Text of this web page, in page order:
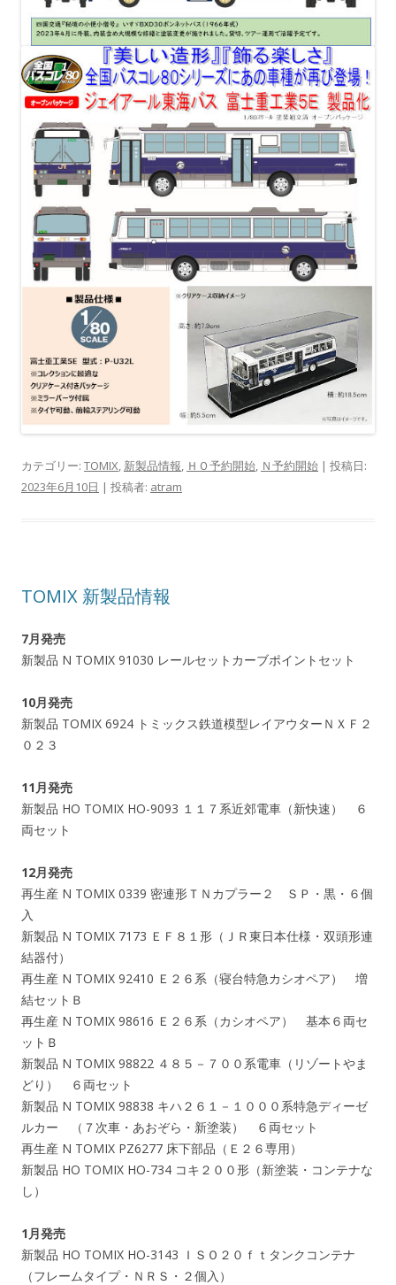
カテゴリー: TOMIX, 新製品情報, ＨＯ予約開始, Ｎ予約開始 | 投稿日:
2023年6月10日 | 投稿者: atram
TOMIX 新製品情報
7月発売
新製品 N TOMIX 91030 レールセットカーブポイントセット
10月発売
新製品 TOMIX 6924 トミックス鉄道模型レイアウターＮＸＦ２
０２３
11月発売
新製品 HO TOMIX HO-9093 １１７系近郊電車（新快速） ６
両セット
12月発売
再生産 N TOMIX 0339 密連形ＴＮカプラー２ ＳＰ・黒・６個
入
新製品 N TOMIX 7173 ＥＦ８１形（ＪＲ東日本仕様・双頭形連
結器付）
再生産 N TOMIX 92410 Ｅ２６系（寝台特急カシオペア） 増
結セットＢ
再生産 N TOMIX 98616 Ｅ２６系（カシオペア） 基本６両セ
ットＢ
新製品 N TOMIX 98822 ４８５－７００系電車（リゾートやま
どり） ６両セット
新製品 N TOMIX 98838 キハ２６１－１０００系特急ディーゼ
ルカー （７次車・あおぞら・新塗装） ６両セット
再生産 N TOMIX PZ6277 床下部品（Ｅ２６専用）
新製品 HO TOMIX HO-734 コキ２００形（新塗装・コンテナな
し）
1月発売
新製品 HO TOMIX HO-3143 ＩＳＯ２０ｆｔタンクコンテナ
（フレームタイプ・ＮＲＳ・２個入）